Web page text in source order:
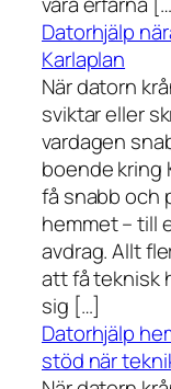
Datorhjälp
Karlaplan
När datorn
sviktar eller
vardagen
boende kring
få snabb och
hemmet – till
avdrag. Allt
att få teknisk
sig […]
Datorhjälp
stöd när